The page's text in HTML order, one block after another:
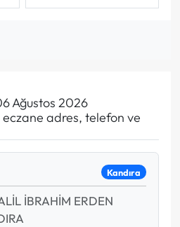
Ağustos 2026
adres, telefon ve
Kandıra
İBRAHİM ERDEN